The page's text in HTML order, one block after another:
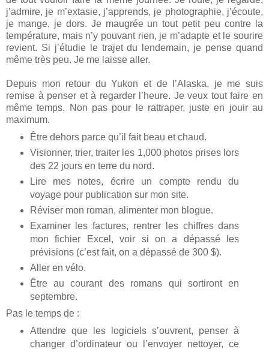
j’admire, je m’extasie, j’apprends, je photographie, j’écoute,
je mange, je dors. Je maugrée un tout petit peu contre la
température, mais n’y pouvant rien, je m’adapte et le sourire
revient. Si j’étudie le trajet du lendemain, je pense quand
même très peu. Je me laisse aller.
Depuis mon retour du Yukon et de l’Alaska, je me suis
remise à penser et à regarder l’heure. Je veux tout faire en
même temps. Non pas pour le rattraper, juste en jouir au
maximum.
Être dehors parce qu’il fait beau et chaud.
Visionner, trier, traiter les 1,000 photos prises lors
des 22 jours en terre du nord.
Lire mes notes, écrire un compte rendu du
voyage pour publication sur mon site.
Réviser mon roman, alimenter mon blogue.
Examiner les factures, rentrer les chiffres dans
mon fichier Excel, voir si on a dépassé les
prévisions (c’est fait, on a dépassé de 300 $).
Aller en vélo.
Être au courant des romans qui sortiront en
septembre.
Pas le temps de :
Attendre que les logiciels s’ouvrent, penser à
changer d’ordinateur ou l’envoyer nettoyer, ce